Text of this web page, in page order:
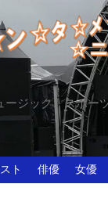
ージック、スポー
ト 俳優 女優